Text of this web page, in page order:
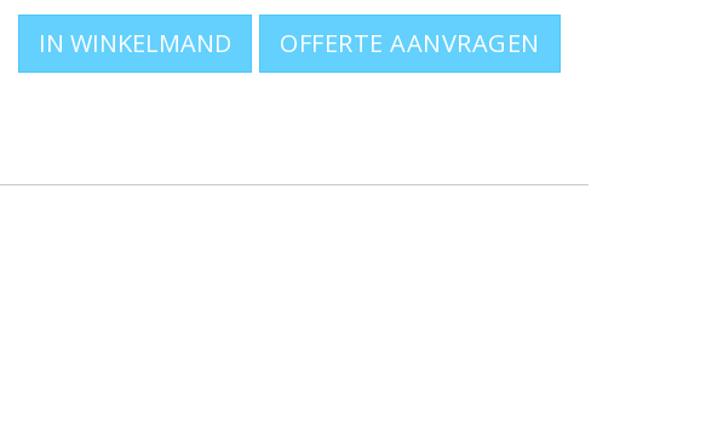
- 3XL - 4XL - 5XL
polo's voor dames en heren? Ga naar
OFFERTE AANVRAGEN